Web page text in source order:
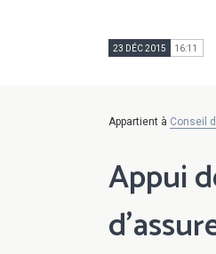
23 DÉC 2015 16:11
Appartient à Conseil
Appui